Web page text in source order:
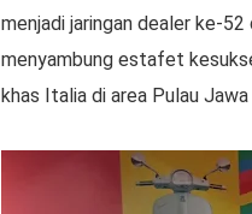
menjadi jaringan dealer ke-
menyambung estafet
khas Italia di area Pulau